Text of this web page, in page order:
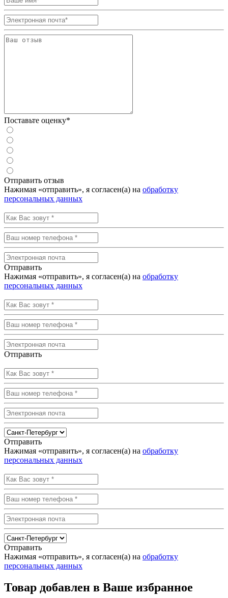
Поставьте оценку*
Отправить отзыв
Нажимая «отправить», я согласен(а) на обработку
персональных данных
Отправить
Нажимая «отправить», я согласен(а) на обработку
персональных данных
Отправить
Отправить
Нажимая «отправить», я согласен(а) на обработку
персональных данных
Отправить
Нажимая «отправить», я согласен(а) на обработку
персональных данных
Товар добавлен в Ваше избранное